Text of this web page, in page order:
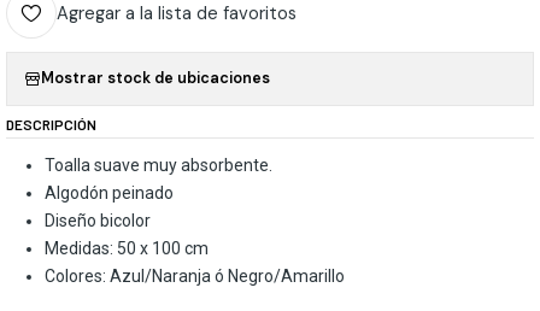
Agregar a la lista de favoritos
Mostrar stock de ubicaciones
DESCRIPCIÓN
Toalla suave muy absorbente.
Algodón peinado
Diseño bicolor
Medidas: 50 x 100 cm
Colores: Azul/Naranja ó Negro/Amarillo